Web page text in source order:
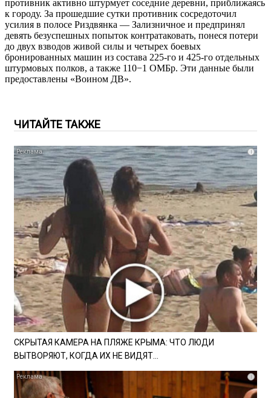
противник активно штурмует соседние деревни, приближаясь
к городу. За прошедшие сутки противник сосредоточил
усилия в полосе Риздвянка — Зализничное и предпринял
девять безуспешных попыток контратаковать, понеся потери
до двух взводов живой силы и четырех боевых
бронированных машин из состава 225-го и 425-го отдельных
штурмовых полков, а также 110−1 ОМБр. Эти данные были
предоставлены «Воином ДВ».
ЧИТАЙТЕ ТАКЖЕ
i
СКРЫТАЯ КАМЕРА НА ПЛЯЖЕ КРЫМА: ЧТО ЛЮДИ
ВЫТВОРЯЮТ, КОГДА ИХ НЕ ВИДЯТ...
i